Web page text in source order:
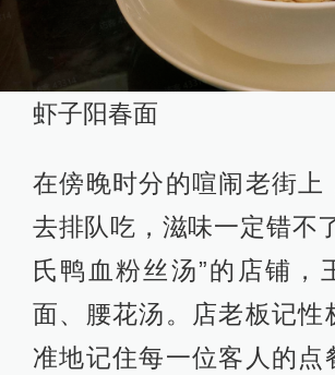
虾子阳春面
在傍晚时分的喧闹老街上
去排队吃，滋味一定错不
氏鸭血粉丝汤”的店铺，
面、腰花汤。店老板记性
准地记住每一位客人的点